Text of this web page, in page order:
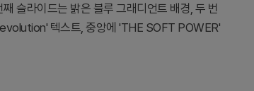
슬라이드는 밝은 블루 그래디언트 배경, 두 번
텍스트, 중앙에 'THE SOFT POWER'